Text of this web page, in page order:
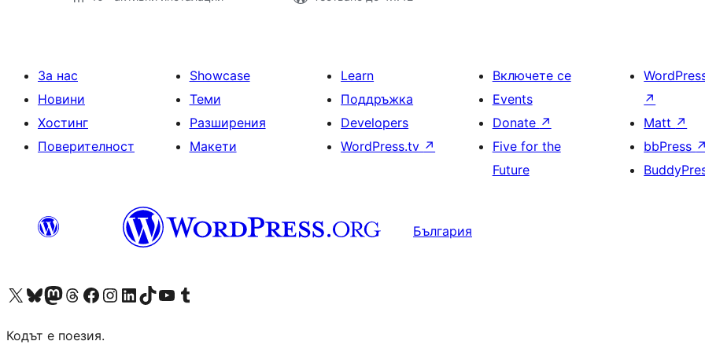
За нас
Новини
Хостинг
Поверителност
Showcase
Теми
Разширения
Макети
Learn
Поддръжка
Developers
WordPress.tv ↗
Включете се
Events
Donate ↗
Five for the
Future
↗
Matt ↗
bbPress ↗
България
Visit our X (formerly Twitter) account
Visit our Bluesky account
Visit our Mastodon account
Visit our Threads account
Посетете нашата страница във Facebook
Посетете нашия профил в Instagram
Посетете нашия профил в LinkedIn
Visit our TikTok account
Visit our YouTube channel
Visit our Tumblr account
Кодът е поезия.